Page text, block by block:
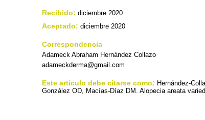
Recibido: diciembre 2020
Aceptado: diciembre 2020
Correspondencia
Adameck Abraham Hernández Collazo
adameckderma@gmail.com
Este artículo debe citarse como: Hernández-
González OD, Macías-Díaz DM. Alopecia areata